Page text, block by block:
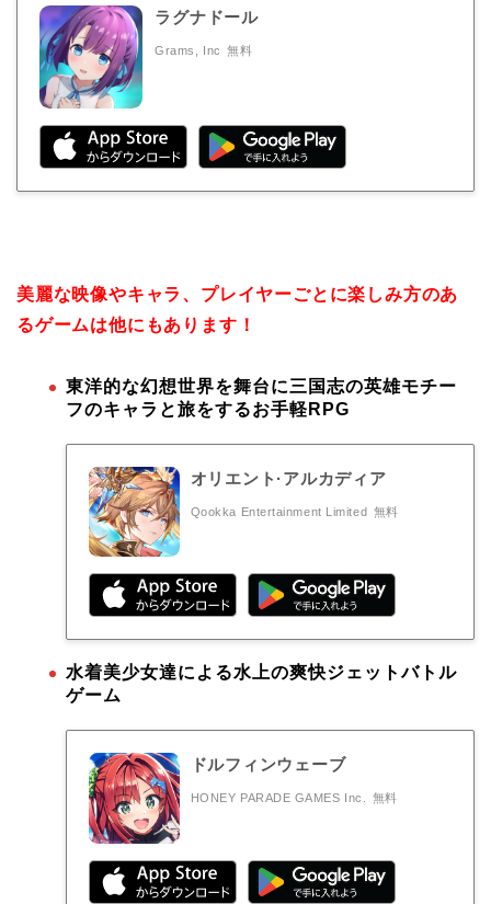
ラグナドール
Grams, Inc 無料
美麗な映像やキャラ、プレイヤーごとに楽しみ方のあ
るゲームは他にもあります！
東洋的な幻想世界を舞台に三国志の英雄モチー
フのキャラと旅をするお手軽RPG
オリエント·アルカディア
Qookka Entertainment Limited 無料
水着美少女達による水上の爽快ジェットバトル
ゲーム
ドルフィンウェーブ
HONEY PARADE GAMES Inc. 無料